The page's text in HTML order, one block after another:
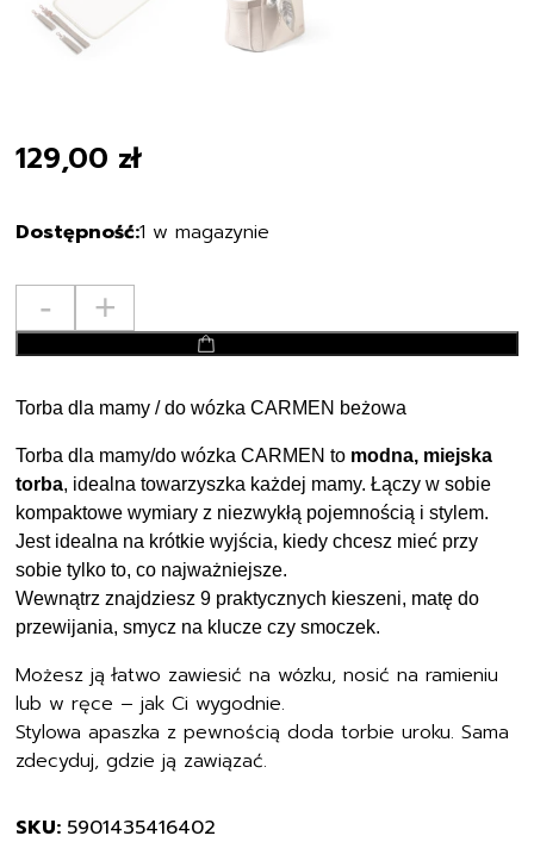
129,00 zł
1 w magazynie
-
BABYONO
Torba
mamy
/
do
wózka
CARMEN
beżowa
+
Torba dla mamy / do wózka CARMEN beżowa
Torba dla mamy/do wózka CARMEN to modna, miejska
torba, idealna towarzyszka każdej mamy. Łączy w sobie
kompaktowe wymiary z niezwykłą pojemnością i stylem.
Jest idealna na krótkie wyjścia, kiedy chcesz mieć przy
sobie tylko to, co najważniejsze.
Wewnątrz znajdziesz 9 praktycznych kieszeni, matę do
przewijania, smycz na klucze czy smoczek.
Możesz ją łatwo zawiesić na wózku, nosić na ramieniu
lub w ręce – jak Ci wygodnie.
Stylowa apaszka z pewnością doda torbie uroku. Sama
zdecyduj, gdzie ją zawiązać.
SKU: 5901435416402